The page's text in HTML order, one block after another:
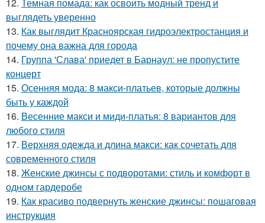
выглядеть уверенно
13. Как выглядит Красноярская гидроэлектростанция и
почему она важна для города
14. Группа 'Слава' приедет в Барнаул: не пропустите
концерт
15. Осенняя мода: 8 макси-платьев, которые должны
быть у каждой
16. Весенние макси и миди-платья: 8 вариантов для
любого стиля
17. Верхняя одежда и длина макси: как сочетать для
современного стиля
18. Женские джинсы с подворотами: стиль и комфорт в
одном гардеробе
19. Как красиво подвернуть женские джинсы: пошаговая
инструкция